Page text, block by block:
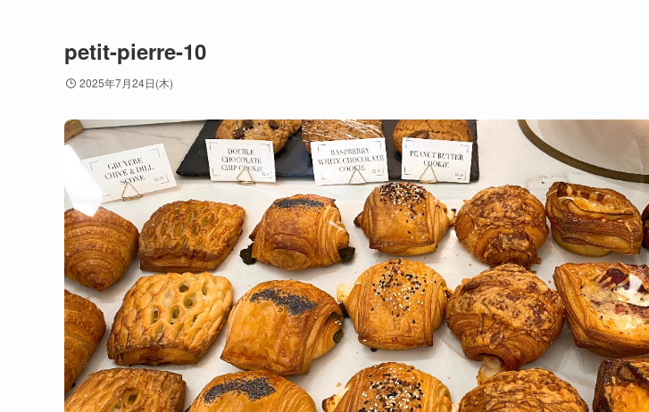
petit-pierre-10
2025年7月24日(木)